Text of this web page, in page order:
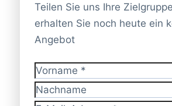
Teilen Sie uns Ihre
erhalten Sie noch heute ein
Angebot
Vorname*
Nachname